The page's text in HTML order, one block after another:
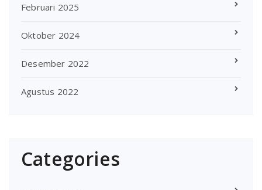
Februari 2025
Oktober 2024
Desember 2022
Agustus 2022
Categories